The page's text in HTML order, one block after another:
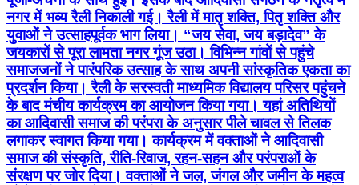
नगर में भव्य रैली निकाली गई। रैली में मातृ शक्ति, पितृ शक्ति और
युवाओं ने उत्साहपूर्वक भाग लिया। “जय सेवा, जय बड़ादेव” के
जयकारों से पूरा लामता नगर गूंज उठा। विभिन्न गांवों से पहुंचे
समाजजनों ने पारंपरिक उत्साह के साथ अपनी सांस्कृतिक एकता का
प्रदर्शन किया। रैली के सरस्वती माध्यमिक विद्यालय परिसर पहुंचने
के बाद मंचीय कार्यक्रम का आयोजन किया गया। यहां अतिथियों
का आदिवासी समाज की परंपरा के अनुसार पीले चावल से तिलक
लगाकर स्वागत किया गया। कार्यक्रम में वक्ताओं ने आदिवासी
समाज की संस्कृति, रीति-रिवाज, रहन-सहन और परंपराओं के
संरक्षण पर जोर दिया। वक्ताओं ने जल, जंगल और जमीन के महत्व